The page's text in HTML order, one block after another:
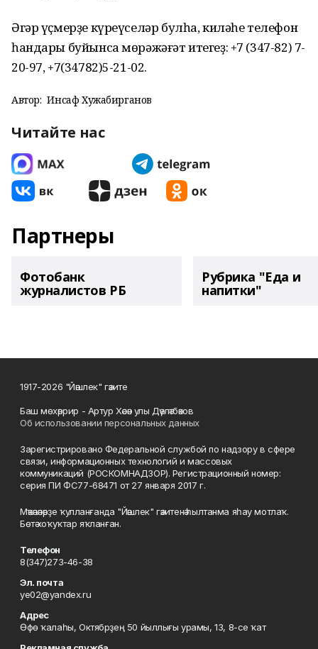
Әгәр үҫмерҙе күреүселәр булһа, киләһе телефон
һандары буйынса мөрәжәғәт итегеҙ: +7 (347-82) 7-
20-97, +7(34782)5-21-02.
Автор: Инсаф Хужабирганов
Читайте нас
Партнеры
Фотобанк
журналистов РБ
Рубрика "Еда и
напитки"
1917-2026 "Йәшлек" гәзите
Баш мөхәррир - Артур Хәсән улы Дәүләтбәков
Об использовании персональных данных
Зарегистрировано Федеральной службой по надзору в сфере
связи, информационных технологий и массовых
коммуникаций (РОСКОМНАДЗОР). Регистрационный номер:
серия ПИ ФС77-68471 от 27 января 2017 г.
Мәҡәләләрҙе ҡулланғанда "Йәшлек" гәзитенә һылтанма яһау мотлаҡ.
Бөтә хоҡуҡтар яҡланған.
Телефон
8(347)273-46-38
Эл. почта
ye02@yandex.ru
Адрес
Өфө ҡалаһы, Октябрҙең 50 йыллығы урамы, 13, 8-се ҡат